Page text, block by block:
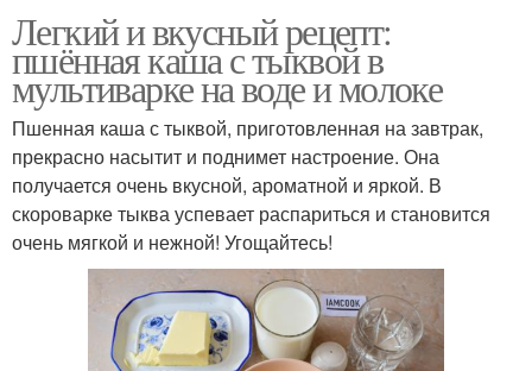
Легкий и вкусный рецепт:
пшённая каша с тыквой в
мультиварке на воде и молоке
Пшенная каша с тыквой, приготовленная на завтрак,
прекрасно насытит и поднимет настроение. Она
получается очень вкусной, ароматной и яркой. В
скороварке тыква успевает распариться и становится
очень мягкой и нежной! Угощайтесь!